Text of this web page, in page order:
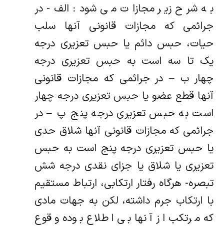
به شرح زیر مجازات می شود: الف- در
جرائمی که مجازات قانونی آنها سلب
حیات، حبس دائم یا حبس تعزیری درجه
یک تا سه است به حبس تعزیری درجه
چهار ب – در جرائمی که مجازات قانونی
آنها قطع عضو یا حبس تعزیری درجه چهار
است به حبس تعزیری درجه پنج پ – در
جرائمی که مجازات قانونی آنها شلاق حدی
یا حبس تعزیری درجه پنج است به حبس
تعزیری یا شلاق یا جزای نقدی درجه شش
تبصره- هرگاه رفتار ارتکابی، ارتباط مستقیم
با ارتکاب جرم داشته، لکن به جهات مادی
که مرتکب از آنها بی اطلاع بوده وقوع